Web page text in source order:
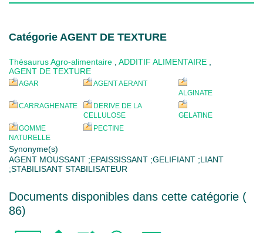
Catégorie AGENT DE TEXTURE
Thésaurus Agro-alimentaire ADDITIF ALIMENTAIRE
AGENT DE TEXTURE
AGAR
AGENT AERANT
ALGINATE
CARRAGHENATE
DERIVE DE LA
CELLULOSE
GELATINE
GOMME
NATURELLE
PECTINE
Synonyme(s)
AGENT MOUSSANT ;EPAISSISSANT ;GELIFIANT ;LIANT
;STABILISANT STABILISATEUR
Documents disponibles dans cette catégorie (
86)